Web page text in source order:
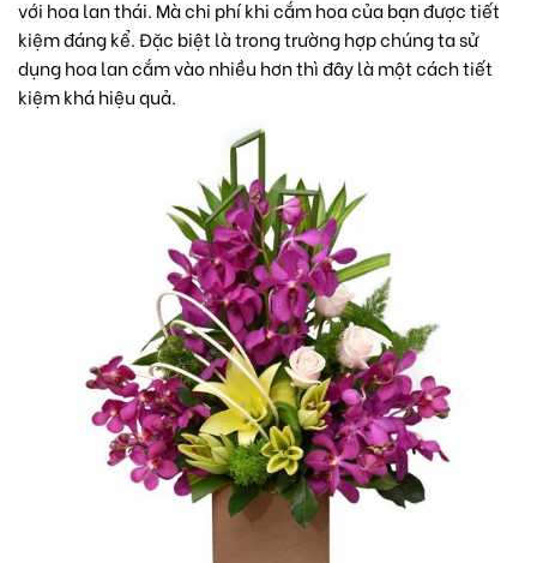
với hoa lan thái. Mà chi phí khi cắm hoa của bạn được tiết
kiệm đáng kể. Đặc biệt là trong trường hợp chúng ta sử
dụng hoa lan cắm vào nhiều hơn thì đây là một cách tiết
kiệm khá hiệu quả.